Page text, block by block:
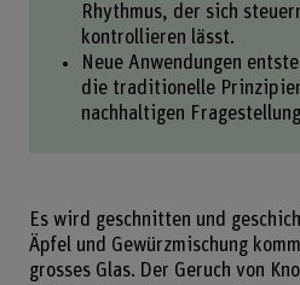
Rhythmus, der sich
kontrollieren lässt.
Neue Anwendungen
die traditionelle
nachhaltigen
Es wird geschnitten und
Äpfel und Gewürzmischung
grosses Glas. Der Geruch von